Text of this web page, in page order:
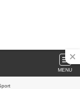
MENU